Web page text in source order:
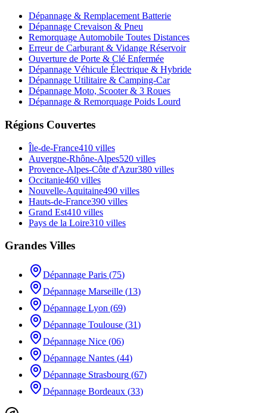
Dépannage & Remplacement Batterie
Dépannage Crevaison & Pneu
Remorquage Automobile Toutes Distances
Erreur de Carburant & Vidange Réservoir
Ouverture de Porte & Clé Enfermée
Dépannage Véhicule Électrique & Hybride
Dépannage Utilitaire & Camping-Car
Dépannage Moto, Scooter & 3 Roues
Dépannage & Remorquage Poids Lourd
Régions Couvertes
Île-de-France410 villes
Auvergne-Rhône-Alpes520 villes
Provence-Alpes-Côte d'Azur380 villes
Occitanie460 villes
Nouvelle-Aquitaine490 villes
Hauts-de-France390 villes
Grand Est410 villes
Pays de la Loire310 villes
Grandes Villes
Dépannage Paris (75)
Dépannage Marseille (13)
Dépannage Lyon (69)
Dépannage Toulouse (31)
Dépannage Nice (06)
Dépannage Nantes (44)
Dépannage Strasbourg (67)
Dépannage Bordeaux (33)